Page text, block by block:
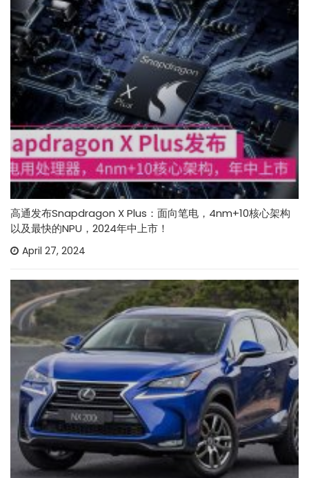
高通发布Snapdragon X Plus：面向笔电，4nm+10核心架构
以及最快的NPU，2024年中上市！
April 27, 2024